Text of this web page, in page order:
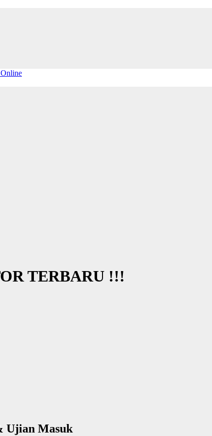
TERBARU !!!
Ujian Masuk